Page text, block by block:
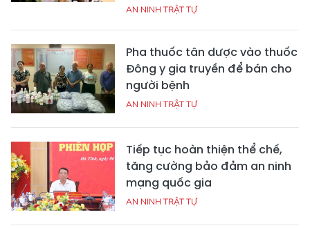
AN NINH TRẬT TỰ
Pha thuốc tân dược vào thuốc
Đông y gia truyền để bán cho
người bệnh
AN NINH TRẬT TỰ
Tiếp tục hoàn thiện thể chế,
tăng cường bảo đảm an ninh
mạng quốc gia
AN NINH TRẬT TỰ